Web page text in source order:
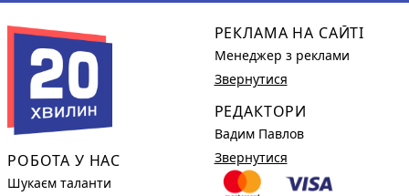
РОБОТА У НАС
Шукаєм таланти
РЕКЛАМА НА САЙТІ
Менеджер з реклами
Звернутися
РЕДАКТОРИ
Вадим Павлов
Звернутися